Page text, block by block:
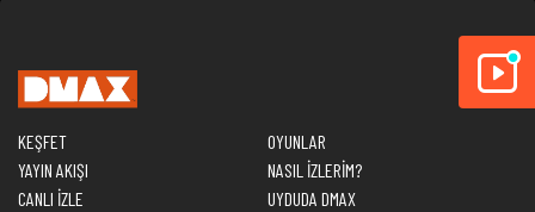
KEŞFET
YAYIN AKIŞI
CANLI İZLE
OYUNLAR
NASIL İZLERİM?
UYDUDA DMAX